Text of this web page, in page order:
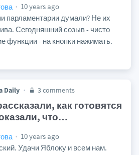
10 years ago
парламентарии думали? Не их
Сегодняшний созыв - чисто
функции - на кнопки нажимать.
Daily 3 comments
как готовятся
что…
10 years ago
Удачи Яблоку и всем нам.